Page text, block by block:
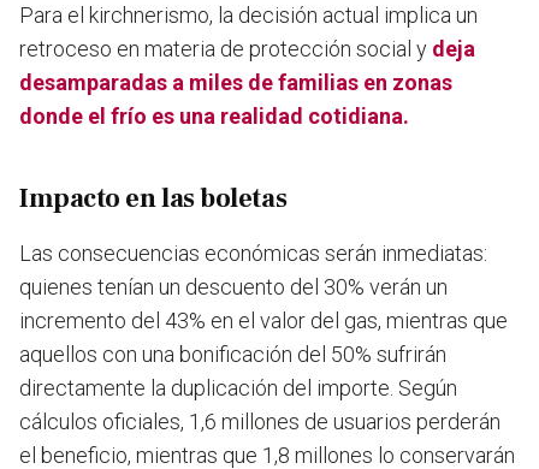
Para el kirchnerismo, la decisión actual implica un
retroceso en materia de protección social y deja
desamparadas a miles de familias en zonas
donde el frío es una realidad cotidiana.
Impacto en las boletas
Las consecuencias económicas serán inmediatas:
quienes tenían un descuento del 30% verán un
incremento del 43% en el valor del gas, mientras que
aquellos con una bonificación del 50% sufrirán
directamente la duplicación del importe. Según
cálculos oficiales, 1,6 millones de usuarios perderán
el beneficio, mientras que 1,8 millones lo conservarán